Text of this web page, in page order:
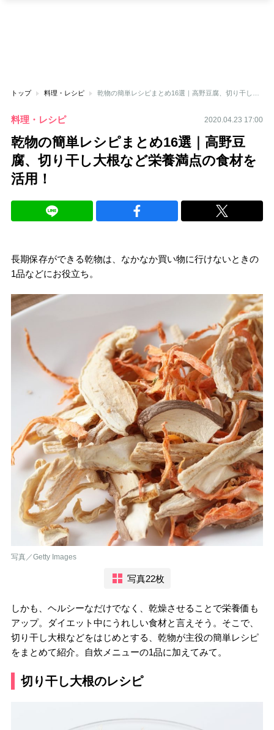
トップ 料理・レシピ
料理・レシピ 2020.04.23 17:00
乾物の簡単レシピまとめ16選｜高野豆
腐、切り干し大根など栄養満点の食材を
活用！
長期保存ができる乾物は、なかなか買い物に行けないときの
1品などにお役立ち。
写真／Getty Images
写真22枚
しかも、ヘルシーなだけでなく、乾燥させることで栄養価も
アップ。ダイエット中にうれしい食材と言えそう。そこで、
切り干し大根などをはじめとする、乾物が主役の簡単レシピ
をまとめて紹介。自炊メニューの1品に加えてみて。
切り干し大根のレシピ